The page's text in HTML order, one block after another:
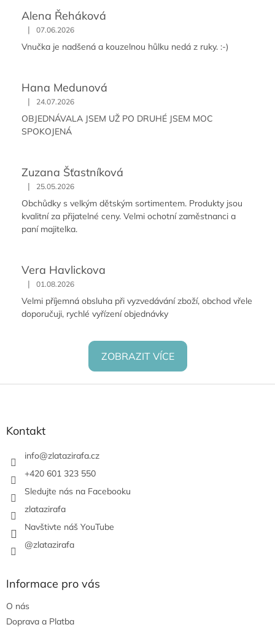
Alena Řeháková
| 07.06.2026
Vnučka je nadšená a kouzelnou hůlku nedá z ruky. :-)
Hana Medunová
| 24.07.2026
OBJEDNÁVALA JSEM UŽ PO DRUHÉ JSEM MOC
SPOKOJENÁ
Zuzana Šťastníková
| 25.05.2026
Obchůdky s velkým dětským sortimentem. Produkty jsou
kvalitní za přijatelné ceny. Velmi ochotní zaměstnanci a
paní majitelka.
Vera Havlickova
| 01.08.2026
Velmi příjemná obsluha při vyzvedávání zboží, obchod vřele
doporučuji, rychlé vyřízení objednávky
ZOBRAZIT VÍCE
Z
Kontakt
info@zlatazirafa.cz
+420 601 323 550
Sledujte nás na Facebooku
zlatazirafa
Navštivte náš YouTube
@zlatazirafa
Informace pro vás
O nás
Doprava a Platba